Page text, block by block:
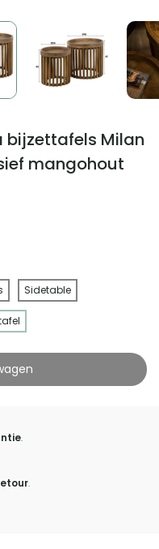
bijzettafels Milan
mangohout
Sidetable
.
.